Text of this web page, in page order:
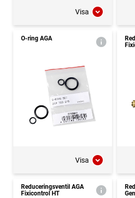
Visa
O-ring AGA
Visa
Reduceringsventil AGA
Fixicontrol HT